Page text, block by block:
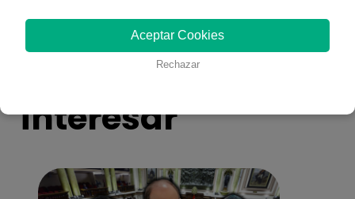
También te puede
interesar
Aceptar Cookies
Rechazar